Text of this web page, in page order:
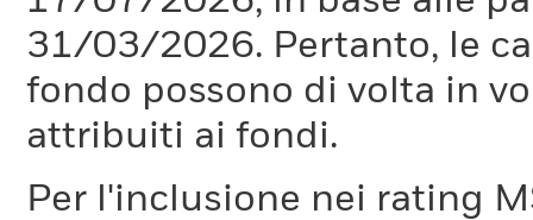
31/03/2026. Pertanto, le
fondo possono di volta in
attribuiti ai fondi.
Per l'inclusione nei rating